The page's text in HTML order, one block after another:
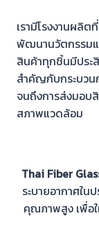
เรามีโรงงานผลิ
พัฒนานวัตกรรมแ
สินค้าทุกชิ้นมีประ
สำคัญกับกระบว
จนถึงการส่งมอบ
สภาพแวดล้อม
Thai Fiber
ระบายอากาศใ
คุณภาพสูง เพื่อ